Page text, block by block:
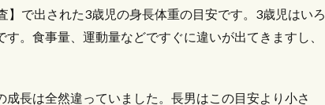
で出された3歳児の身長体重の目安です。3歳児はいろ
。食事量、運動量などですぐに違いが出てきますし、
長は全然違っていました。長男はこの目安より小さ